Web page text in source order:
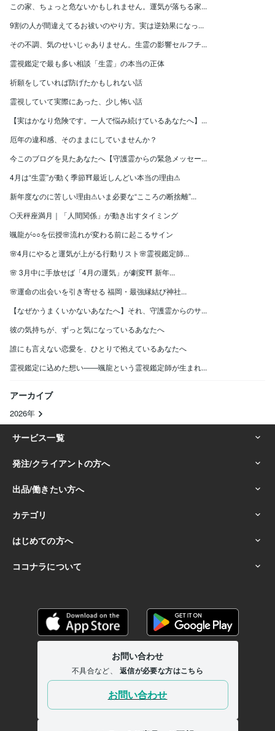
この家、ちょっと危ないかもしれません。運気が落ちる家...
9割の人が間違えてるお祓いのやり方。実は逆効果になっ...
その不調、気のせいじゃありません。生霊の影響セルフチ...
霊視鑑定で最も多い相談「生霊」の本当の正体
祈願をしていれば防げたかもしれない話
霊視していて実際にあった、少し怖い話
【実はかなり危険です。一人で悩み続けているあなたへ】...
厄年の違和感、そのままにしていませんか？
今このブログを見たあなたへ【守護霊からの緊急メッセー...
4月は“生霊”が動く季節⛩最近しんどい本当の理由⚠
新年度なのに苦しい理由⚠いま必要な“こころの断捨離”...
🌕天秤座満月｜「人間関係」が動き出すタイミング
颯龍が○○を伝授🌸流れが変わる前に起こるサイン
🌸4月にやると運気が上がる行動リスト🌸霊視鑑定師...
🌸 3月中に手放せば「4月の運気」が劇変⛩ 新年...
🌸運命の出会いを引き寄せる 福岡・最強縁結び神社...
【なぜかうまくいかないあなたへ】それ、守護霊からのサ...
彼の気持ちが、ずっと気になっているあなたへ
誰にも言えない恋愛を、ひとりで抱えているあなたへ
霊視鑑定に込めた想い——颯龍という霊視鑑定師が生まれ...
アーカイブ
2026年